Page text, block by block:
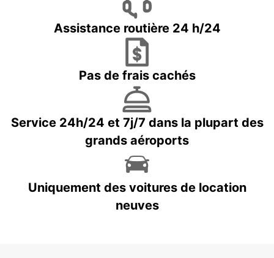
Assistance routière 24 h/24
Pas de frais cachés
Service 24h/24 et 7j/7 dans la plupart des
grands aéroports
Uniquement des voitures de location
neuves